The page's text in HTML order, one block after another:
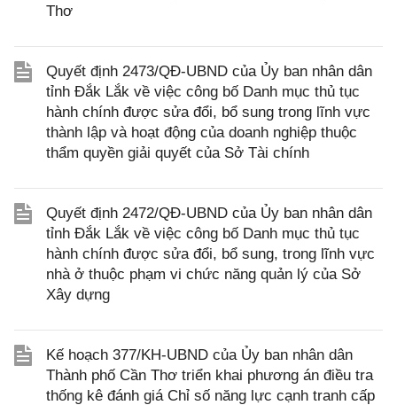
Thơ
Quyết định 2473/QĐ-UBND của Ủy ban nhân dân
tỉnh Đắk Lắk về việc công bố Danh mục thủ tục
hành chính được sửa đổi, bổ sung trong lĩnh vực
thành lập và hoạt động của doanh nghiệp thuộc
thẩm quyền giải quyết của Sở Tài chính
Quyết định 2472/QĐ-UBND của Ủy ban nhân dân
tỉnh Đắk Lắk về việc công bố Danh mục thủ tục
hành chính được sửa đổi, bổ sung, trong lĩnh vực
nhà ở thuộc phạm vi chức năng quản lý của Sở
Xây dựng
Kế hoạch 377/KH-UBND của Ủy ban nhân dân
Thành phố Cần Thơ triển khai phương án điều tra
thống kê đánh giá Chỉ số năng lực cạnh tranh cấp